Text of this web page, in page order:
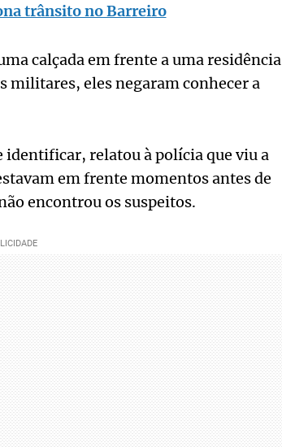
trânsito no Barreiro
calçada em frente a uma residência
militares, eles negaram conhecer a
relatou à polícia que viu a
em frente momentos antes de
encontrou os suspeitos.